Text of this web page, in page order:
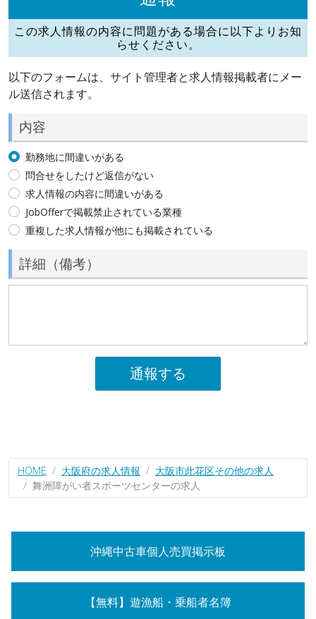
この求人情報の内容に問題がある場合に以下よりお知
らせください。
以下のフォームは、サイト管理者と求人情報掲載者にメー
ル送信されます。
内容
勤務地に間違いがある
問合せをしたけど返信がない
求人情報の内容に間違いがある
JobOfferで掲載禁止されている業種
重複した求人情報が他にも掲載されている
詳細（備考）
通報する
HOME 大阪府の求人情報
大阪市此花区その他の求人
舞洲障がい者スポーツセンターの求人
沖縄中古車個人売買掲示板
【無料】遊漁船・乗船者名簿